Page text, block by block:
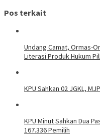
Pos terkait
Undang Camat, Ormas-
Literasi Produk Hukum
KPU Sahkan 02 JGKL,
KPU Minut Sahkan Dua
167.336 Pemilih